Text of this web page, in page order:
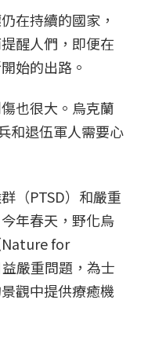
在持續的國家，
醒人們，即便在
始的出路。
也很大。烏克蘭
和退伍軍人需要心
（PTSD）和嚴重
年春天，野化烏
Nature for
嚴重問題，為士
觀中提供療癒機